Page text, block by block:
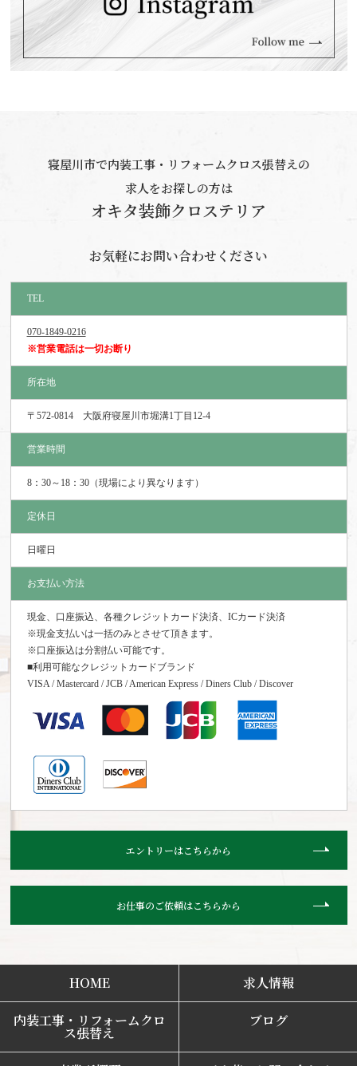
寝屋川市で内装工事・リフォームクロス張替えの
求人をお探しの方は
オキタ装飾クロステリア
お気軽にお問い合わせください
TEL
070-1849-0216
※営業電話は一切お断り
所在地
〒572-0814 大阪府寝屋川市堀溝1丁目12-4
営業時間
8：30～18：30（現場により異なります）
定休日
日曜日
お支払い方法
現金、口座振込、各種クレジットカード決済、ICカード決済
※現金支払いは一括のみとさせて頂きます。
※口座振込は分割払い可能です。
■利用可能なクレジットカードブランド
VISA / Mastercard / JCB / American Express / Diners Club / Discover
エントリーはこちらから
お仕事のご依頼はこちらから
HOME 求人情報
内装工事・リフォームクロ
ス張替え
ブログ